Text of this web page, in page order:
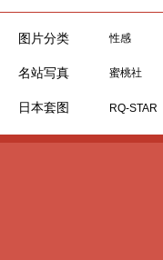
图片分类 性感
名站写真 蜜桃社
日本套图 RQ-STAR